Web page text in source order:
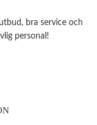
bra service och
personal!